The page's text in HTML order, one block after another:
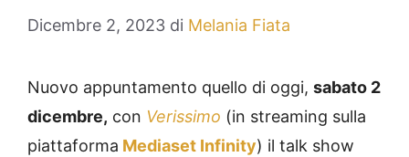
Dicembre 2, 2023 di Melania Fiata
Nuovo appuntamento quello di oggi, sabato 2
dicembre, con Verissimo (in streaming sulla
piattaforma Mediaset Infinity) il talk show